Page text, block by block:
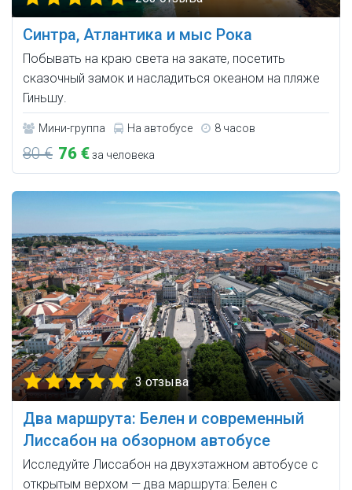
Синтра, Атлантика и мыс Рока
Побывать на краю света на закате, посетить
сказочный замок и насладиться океаном на пляже
Гиньшу.
Мини-группа На автобусе 8 часов
80 € 76 €за человека
3 отзыва
Два маршрута: Белен и современный
Лиссабон на обзорном автобусе
Исследуйте Лиссабон на двухэтажном автобусе с
открытым верхом — два маршрута: Белен с